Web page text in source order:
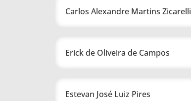
Carlos Alexandre Martins Zicarelli
Erick de Oliveira de Campos
Estevan José Luiz Pires